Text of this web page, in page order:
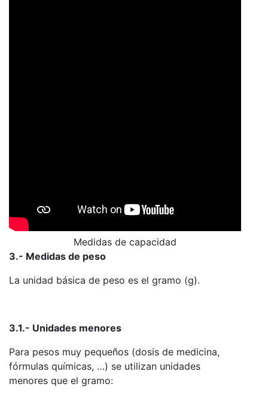
Medidas de capacidad
3.- Medidas de peso
La unidad básica de peso es el gramo (g).
3.1.- Unidades menores
Para pesos muy pequeños (dosis de medicina,
fórmulas químicas, …) se utilizan unidades
menores que el gramo: